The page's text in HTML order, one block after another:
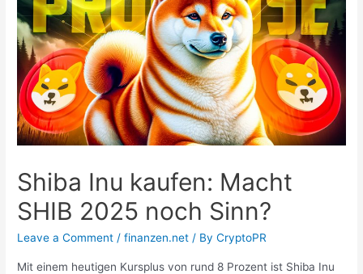
Shiba Inu kaufen: Macht
SHIB 2025 noch Sinn?
Leave a Comment /finanzen.net / ByCryptoPR
Mit einem heutigen Kursplus von rund 8 Prozent ist Shiba Inu